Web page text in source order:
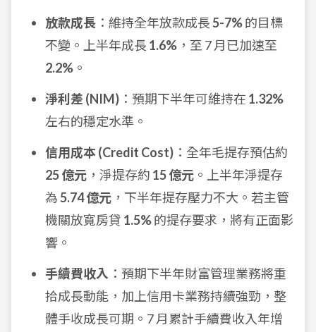
放款成長 ：維持全年放款成長5-7%的目標
不變。上半年成長 1.6% ，至 7 月已加速至
2.2% 。
淨利差 (NIM) ：預期下半年可維持在 1.32%
左右的穩定水準。
信用成本 (Credit Cost) ：全年毛提存預估約
25 億元 ，淨提存約 15 億元 。上半年淨提存
為5.74 億元 ，下半年提存壓力不大。若主管
機關放寬房貸 1.5%的提存要求，將有正面影
響。
手續費收入 ：預期下半年財富管理業務將重
拾成長動能，加上信用卡業務持續強勁，整
體手收成長可期。7 月累計手續費收入年增